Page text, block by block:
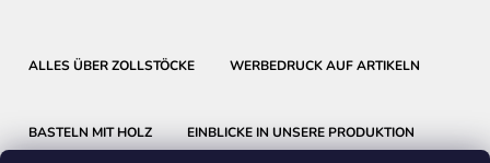
ALLES ÜBER ZOLLSTÖCKE WERBEDRUCK AUF ARTIKELN
BASTELN MIT HOLZ EINBLICKE IN UNSERE PRODUKTION